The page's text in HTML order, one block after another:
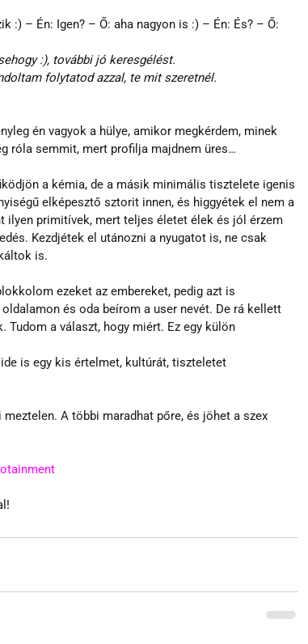
:) – Én: Igen? – Ő: aha nagyon is :) – Én: És? – Ő:
:), további jó keresgélést.
folytatod azzal, te mit szeretnél.
én vagyok a hülye, amikor megkérdem, minek
róla semmit, mert profilja majdnem üres…
a kémia, de a másik minimális tisztelete igenis
elképesztő sztorit innen, és higgyétek el nem a
ilyen primitívek, mert teljes életet élek és jól érzem
Kezdjétek el utánozni a nyugatot is, ne csak
is.
ezeket az embereket, pedig azt is
és oda beírom a user nevét. De rá kellett
a választ, hogy miért. Ez egy külön
is egy kis értelmet, kultúrát, tiszteletet
A többi maradhat pőre, és jöhet a szex